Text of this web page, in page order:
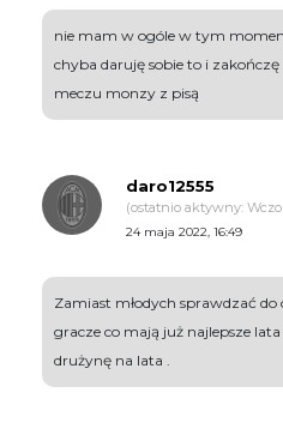
nie mam w ogóle w tym
chyba daruję sobie to i
meczu monzy z pisą
daro12555
(ostatnio aktywny:
24 maja 2022, 16:49
Zamiast młodych sprawdzać
gracze co mają już najlepsze
drużynę na lata .